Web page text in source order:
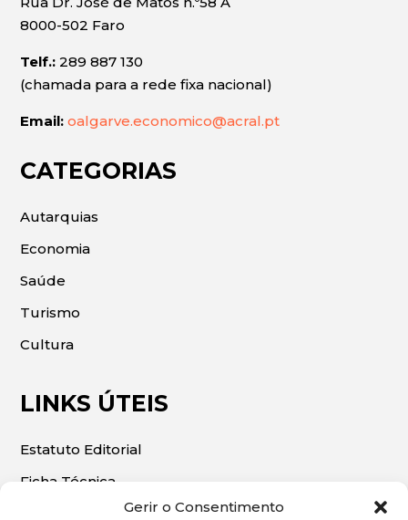
Gerir o Consentimento
8000-502 Faro
Telf.: 289 887 130
(chamada para a rede fixa nacional)
Email: oalgarve.economico@acral.pt
CATEGORIAS
Autarquias
Economia
Saúde
Turismo
Cultura
LINKS ÚTEIS
Estatuto Editorial
Ficha Técnica